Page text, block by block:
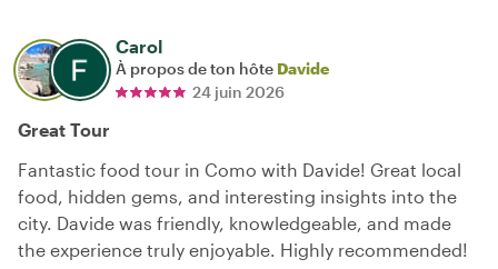
Carol
À propos de ton hôte Davide
24 juin 2026
Great Tour
Fantastic food tour in Como with Davide! Great local
food, hidden gems, and interesting insights into the
city. Davide was friendly, knowledgeable, and made
the experience truly enjoyable. Highly recommended!